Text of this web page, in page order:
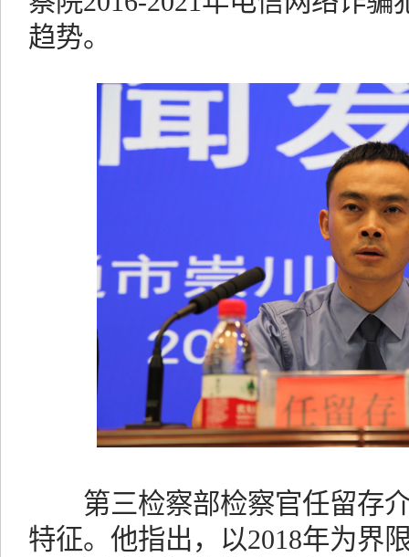
趋势。
第三检察部检察官任留存介
特征。他指出，以2018年为界